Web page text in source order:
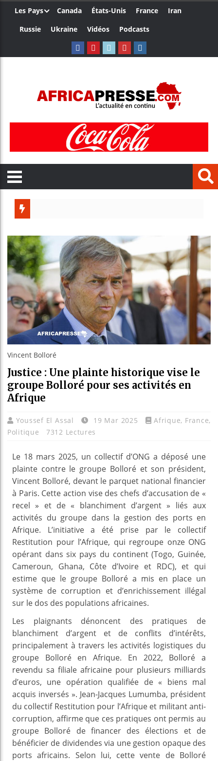
Les Pays Canada États-Unis France
Iran
Russie
Ukraine Vidéos Podcasts
Guinée :
Réforme
Bénin :
Vincent Bolloré
Justice : Une plainte historique vise le
groupe Bolloré pour ses activités en
Afrique
Youssef El Assal 19 Mar 2025 Afrique, France,
Politique
7312 Lectures
Le 18 mars 2025, un collectif d’ONG a déposé une
plainte contre le groupe Bolloré et son président,
Vincent Bolloré, devant le parquet national financier
à Paris. Cette action vise des chefs d’accusation de «
recel » et de « blanchiment d’argent » liés aux
activités du groupe dans la gestion des ports en
Afrique. L’initiative a été prise par le collectif
Restitution pour l’Afrique, qui regroupe onze ONG
opérant dans six pays du continent (Togo, Guinée,
Cameroun, Ghana, Côte d’Ivoire et RDC), et qui
estime que le groupe Bolloré a mis en place un
système de corruption et d’enrichissement illégal
sur le dos des populations africaines.
Les plaignants dénoncent des pratiques de
blanchiment d’argent et de conflits d’intérêts,
principalement à travers les activités logistiques du
groupe Bolloré en Afrique. En 2022, Bolloré a
revendu sa filiale africaine pour plusieurs milliards
d’euros, une opération qualifiée de « biens mal
acquis inversés ». Jean-Jacques Lumumba, président
du collectif Restitution pour l’Afrique et militant anti-
corruption, affirme que ces pratiques ont permis au
groupe Bolloré de financer des élections et de
bénéficier de dividendes via une gestion opaque des
ports africains. Selon lui, cette vente de Bolloré